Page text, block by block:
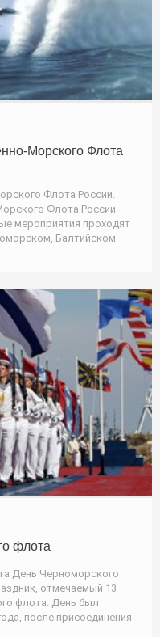
Морского Флота
Флота России.
Флота России
мероприятия проходят
Балтийском
флота
День Черноморского
отмечаемый 13
флота. День был
после присоединения